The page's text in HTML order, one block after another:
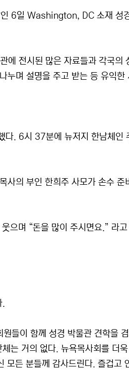
6일 Washington, DC 소재 성
에 전시된 많은 자료들과 각국의
누며 설명을 주고 받는 등 유익한
. 6시 37분에 뉴저지 한남체인
사의 부인 한희주 사모가 손수 준
으며 “돈을 많이 주시면요.” 라
.
들이 함께 성경 박물관 견학을
는 거의 없다. 뉴욕목사회를 더
든 분들께 감사드린다. 즐겁고